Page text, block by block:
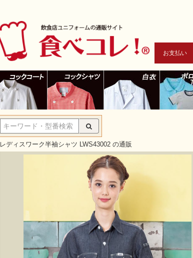
お支払い
レディスワーク半袖シャツ LWS43002 の通販